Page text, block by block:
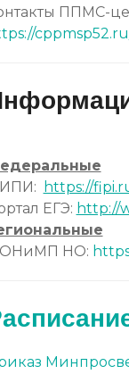
ППМС-
https://
ЕГЭ: http://
НО: